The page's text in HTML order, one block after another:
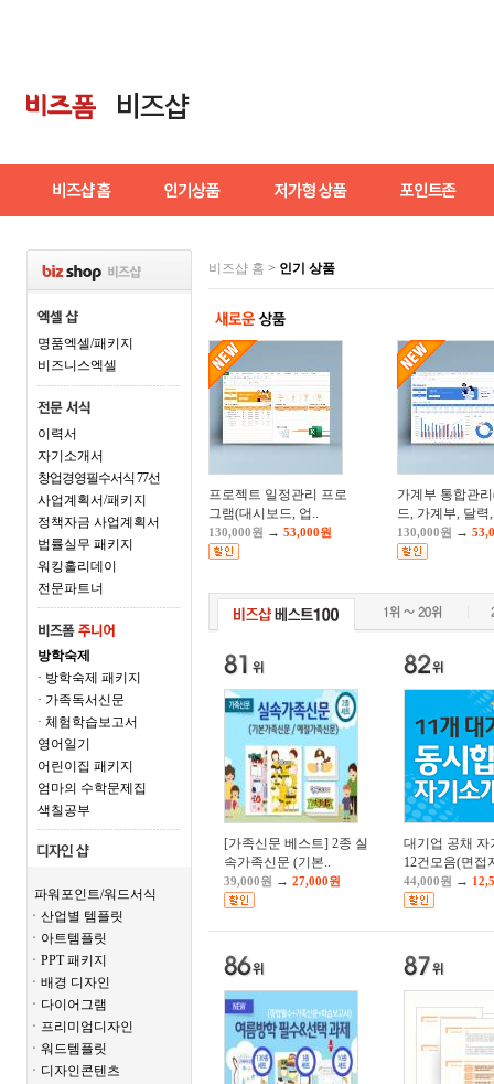
명품엑셀/패키지
비즈니스엑셀
이력서
자기소개서
창업경영필수서식 77선
사업계획서/패키지
정책자금 사업계획서
법률실무 패키지
워킹홀리데이
전문파트너
방학숙제
· 방학숙제 패키지
· 가족독서신문
· 체험학습보고서
영어일기
어린이집 패키지
엄마의 수학문제집
색칠공부
파워포인트/워드서식
ㆍ산업별 템플릿
ㆍ아트템플릿
ㆍPPT 패키지
ㆍ배경 디자인
ㆍ다이어그램
ㆍ프리미엄디자인
ㆍ워드템플릿
ㆍ디자인콘텐츠
비즈샵 홈 > 인기 상품
프로젝트 일정관리 프로
그램(대시보드, 업..
130,000원 → 53,000원
가계부 통합관
드, 가계부, 달력,
130,000원 →
[가족신문 베스트] 2종 실
속가족신문 (기본..
39,000원 → 27,000원
대기업 공채 자
12건모음(면접
44,000원 →